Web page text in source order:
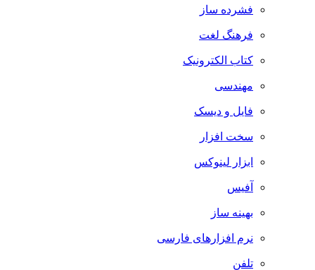
فشرده ساز
فرهنگ لغت
کتاب الکترونیک
مهندسی
فایل و دیسک
سخت افزار
ابزار لینوکس
آفیس
بهینه ساز
نرم افزارهای فارسی
تلفن